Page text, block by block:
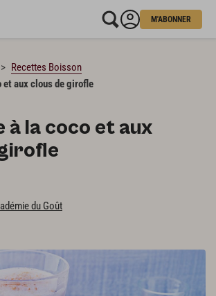
M'ABONNER
Recettes Boisson
et aux clous de girofle
à la coco et aux
du Goût